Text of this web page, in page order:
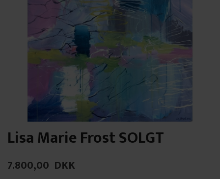
Lisa Marie Frost SOLGT
7.800,00 DKK